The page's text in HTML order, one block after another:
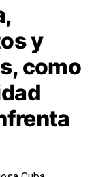
y
como